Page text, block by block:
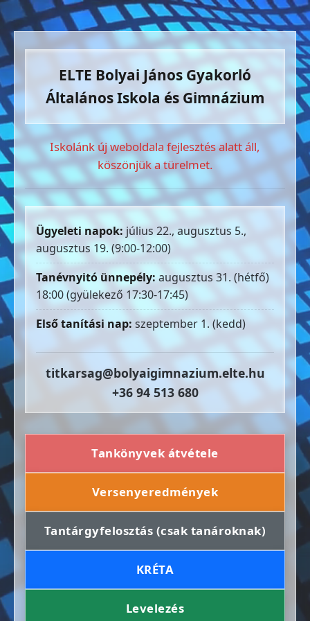
ELTE Bolyai János Gyakorló
Általános Iskola és Gimnázium
Iskolánk új weboldala fejlesztés alatt áll,
köszönjük a türelmet.
Ügyeleti napok: július 22., augusztus 5.,
augusztus 19. (9:00-12:00)
Tanévnyitó ünnepély: augusztus 31. (hétfő)
18:00 (gyülekező 17:30-17:45)
Első tanítási nap: szeptember 1. (kedd)
titkarsag@bolyaigimnazium.elte.hu
+36 94 513 680
Tankönyvek átvétele
Versenyeredmények
Tantárgyfelosztás (csak tanároknak)
KRÉTA
Levelezés